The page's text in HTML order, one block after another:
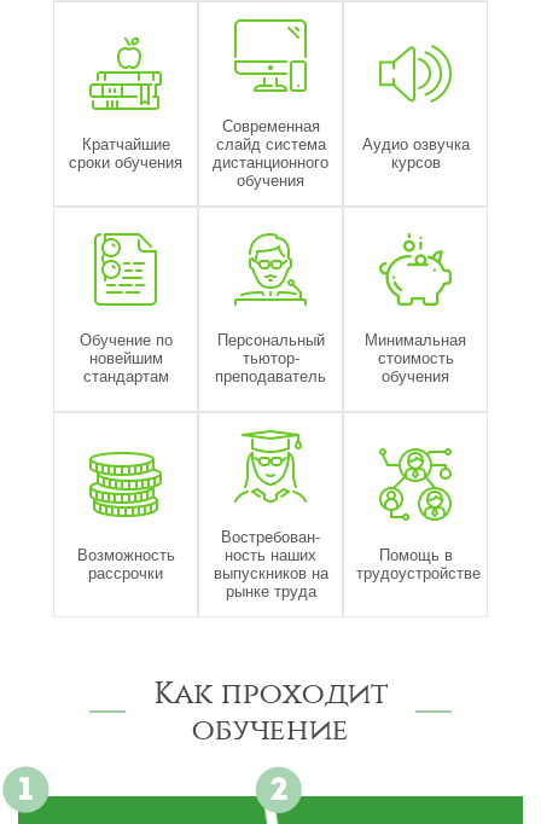
Кратчайшие
сроки обучения
Современная
слайд система
дистанционного
обучения
Аудио озвучка
курсов
Обучение по
новейшим
стандартам
Персональный
тьютор-
преподаватель
Минимальная
стоимость
обучения
Возможность
рассрочки
Востребован-
ность наших
выпускников на
рынке труда
Помощь в
трудоустройстве
Как проходит
обучение